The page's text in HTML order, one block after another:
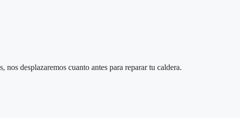
desplazaremos cuanto antes para reparar tu caldera.